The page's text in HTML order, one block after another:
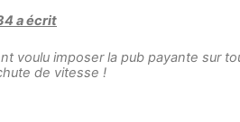
a écrit
voulu imposer la pub payante sur
de vitesse !